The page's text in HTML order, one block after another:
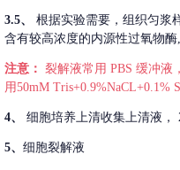
3.5、 根据实验需要，组织匀浆
含有较高浓度的内源性过氧物
注意： 裂解液常用 PBS 缓冲液
用50mM Tris+0.9%NaCL+0.1%
4、 细胞培养上清收集上清液，
5、 细胞裂解液